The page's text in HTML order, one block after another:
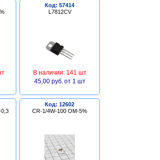
Код: 57414
L7812CV
В наличии: 141 шт
45,00 руб. от 1 шт
Код: 12602
CR-1/4W-100 ОМ-5%